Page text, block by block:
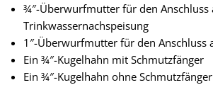
¾″-Überwurfmutter für den Anschluss
Trinkwassernachspeisung
1″-Überwurfmutter für den Anschluss
Ein ¾″-Kugelhahn mit Schmutzfänger
Ein ¾″-Kugelhahn ohne Schmutzfänger